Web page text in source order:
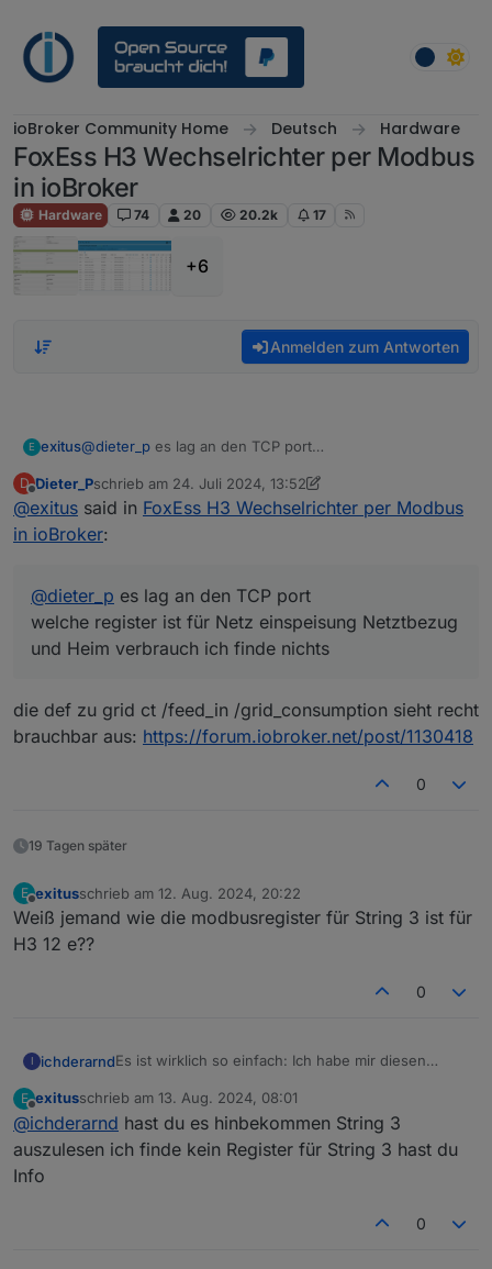
ioBroker Community Home Deutsch Hardware
FoxEss H3 Wechselrichter per Modbus
in ioBroker
Hardware 74 20 20.2k 17
+6
Anmelden zum Antworten
E exitus@dieter_p es lag an den TCP port
und Heim verbrauch ich finde nichts
D
Offline
Dieter_Pschrieb am 24. Juli 2024, 13:52
zuletzt editiert von Dieter_P
@exitus said in FoxEss H3 Wechselrichter per Modbus
in ioBroker:
@dieter_p es lag an den TCP port
welche register ist für Netz einspeisung Netztbezug
und Heim verbrauch ich finde nichts
die def zu grid ct /feed_in /grid_consumption sieht recht
brauchbar aus: https://forum.iobroker.net/post/1130418
0
19 Tagen später
E
Offline
exitusschrieb am 12. Aug. 2024, 20:22
zuletzt editiert von
Weiß jemand wie die modbusregister für String 3 ist für
H3 12 e??
0
I ichderarndEs ist wirklich so einfach: Ich habe mir diesen
https://www.reichelt.de/raspberry-pi-usb-rs485-
schnittstelle-ch340c-rpi-usb-rs485-p242783.html?
&nbc=1
Dann von einem LAN-Kabel die Stecker
abgeschnitten, zwei verdrillte Adern an A und B
des „EMS“ Anschlusses des Fox und an A und B
des USB-Adapters. Den USB Stecker in den Pi
Lief sofort
E
Offline
exitusschrieb am 13. Aug. 2024, 08:01
zuletzt editiert von
@ichderarnd hast du es hinbekommen String 3
auszulesen ich finde kein Register für String 3 hast du
Info
0